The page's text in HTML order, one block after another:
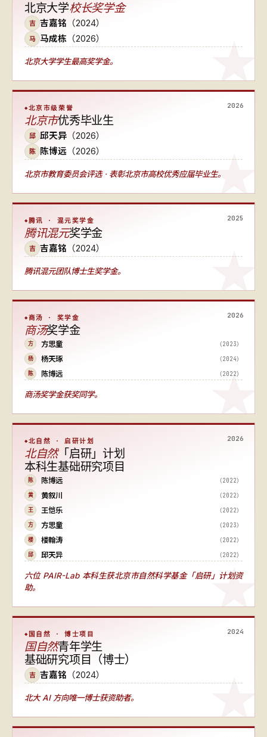
北京大学校长奖学金
吉 吉嘉铭 （2024）
马 马成栋 （2026）
北京大学学生最高奖学金。
2026
北京市级荣誉
北京市优秀毕业生
邱 邱天异 （2026）
陈 陈博远 （2026）
北京市教育委员会评选 · 表彰北京市高校优秀应届毕业生。
2025
腾讯 · 混元奖学金
腾讯混元奖学金
吉 吉嘉铭 （2024）
腾讯混元团队博士生奖学金。
2026
商汤 · 奖学金
商汤奖学金
方 方思童 （2023）
杨 杨天琢 （2024）
陈 陈博远 （2022）
商汤奖学金获奖同学。
2026
北自然 · 启研计划
北自然「启研」计划
本科生基础研究项目
陈 陈博远 （2022）
黄 黄叙川 （2022）
王 王恺乐 （2022）
方 方思童 （2023）
楼 楼翰涛 （2022）
邱 邱天异 （2022）
六位 PAIR-Lab 本科生获北京市自然科学基金「启研」计划资
助。
2024
国自然 · 博士项目
国自然青年学生
基础研究项目（博士）
吉 吉嘉铭 （2024）
北大 AI 方向唯一博士获资助者。